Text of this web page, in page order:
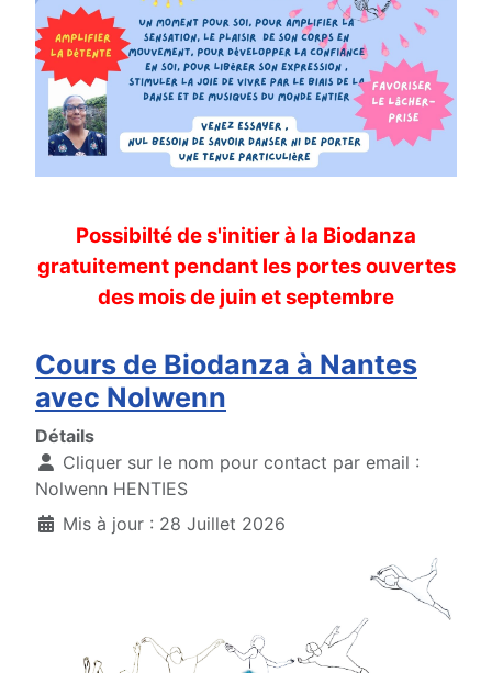
Possibilté de s'initier à la Biodanza
gratuitement pendant les portes ouvertes
des mois de juin et septembre
Cours de Biodanza à Nantes
avec Nolwenn
Détails
Cliquer sur le nom pour contact par email :
Nolwenn HENTIES
Mis à jour : 28 Juillet 2026